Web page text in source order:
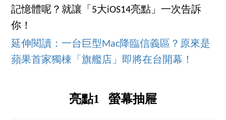
記憶體呢？就讓「5大iOS14亮點」一次告訴
你！
延伸閱讀：一台巨型Mac降臨信義區？原來是
蘋果首家獨棟「旗艦店」即將在台開幕！
亮點1 螢幕抽屜